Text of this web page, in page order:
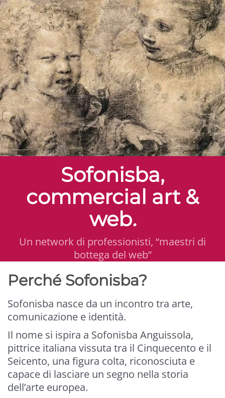
Sofonisba,
commercial art &
web.
Un network di professionisti, “maestri di
bottega del web”
Perché Sofonisba?
Sofonisba nasce da un incontro tra arte,
comunicazione e identità.
Il nome si ispira a Sofonisba Anguissola,
pittrice italiana vissuta tra il Cinquecento e il
Seicento, una figura colta, riconosciuta e
capace di lasciare un segno nella storia
dell’arte europea.